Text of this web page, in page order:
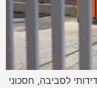
לסביבה, חסכוני